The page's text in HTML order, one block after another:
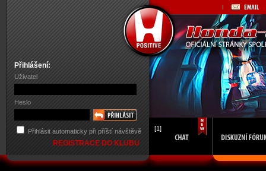
Přihlášení:
Uživatel
Heslo
Přihlásit automaticky při příští návštěvě
REGISTRACE DO KLUBU
[1]